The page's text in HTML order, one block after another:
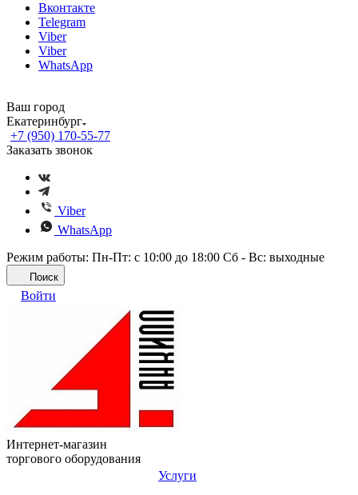
Вконтакте
Telegram
Viber
Viber
WhatsApp
Ваш город
Екатеринбург
+7 (950) 170-55-77
Заказать звонок
Viber
WhatsApp
Режим работы: Пн-Пт: с 10:00 до 18:00 Сб - Вс: выходные
Поиск
Войти
Интернет-магазин
торгового оборудования
Услуги